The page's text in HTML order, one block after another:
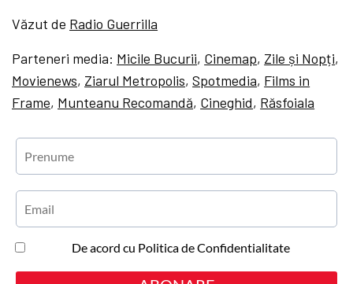
Văzut de Radio Guerrilla
Parteneri media: Micile Bucurii, Cinemap, Zile și Nopți,
Movienews, Ziarul Metropolis,Spotmedia, Films in
Frame, Munteanu Recomandă, Cineghid, Răsfoiala